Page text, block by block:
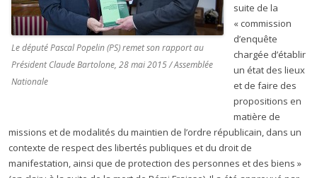
Le député Pascal Popelin (PS) remet son rapport au
Président Claude Bartolone, 28 mai 2015 / Assemblée
Nationale
suite de la
« commission
d’enquête
chargée d’établir
un état des lieux
et de faire des
propositions en
matière de
missions et de modalités du maintien de l’ordre républicain, dans un
contexte de respect des libertés publiques et du droit de
manifestation, ainsi que de protection des personnes et des biens »